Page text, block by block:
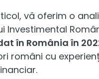
vă oferim o
Investimental
în România în
români cu